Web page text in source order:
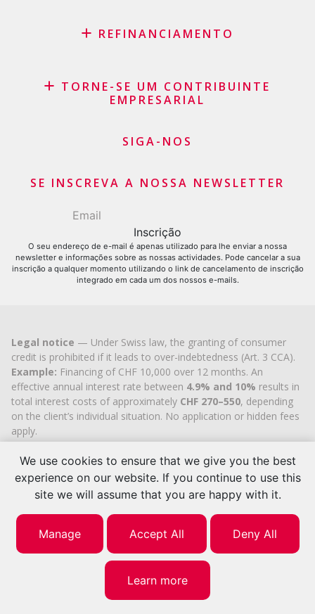
REFINANCIAMENTO
Recompra de leasing
Agrupamento de créditos
Pedido de Cartão de Crédito
TORNE-SE UM CONTRIBUINTE
EMPRESARIAL
SIGA-NOS
SE INSCREVA A NOSSA NEWSLETTER
O seu endereço de e-mail é apenas utilizado para lhe enviar a nossa
newsletter e informações sobre as nossas actividades. Pode cancelar a sua
inscrição a qualquer momento utilizando o link de cancelamento de inscrição
integrado em cada um dos nossos e-mails.
Legal notice — Under Swiss law, the granting of consumer
credit is prohibited if it leads to over-indebtedness (Art. 3 CCA).
Example: Financing of CHF 10,000 over 12 months. An
effective annual interest rate between 4.9% and 10% results in
total interest costs of approximately CHF 270–550, depending
on the client’s individual situation. No application or hidden fees
apply.
Cashflex MultiCredit GmbH, registered in the Commercial
Register of theCanton of Zugsince 2007 (UIDCHE-
113.592.711), holds the official cantonal authorisation for
consumer credit brokerage.
© 2026 | Cashflex Multicredit Sarl
We use cookies to ensure that we give you the best
experience on our website. If you continue to use this
site we will assume that you are happy with it.
Manage Accept All Deny All
Learn more